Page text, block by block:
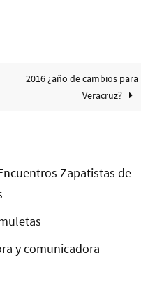
2016 ¿año de cambios para
Veracruz?
Zapatistas de
y comunicadora